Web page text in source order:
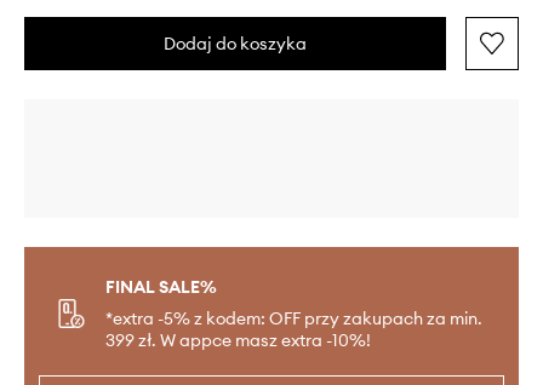
Dodaj do koszyka
FINAL SALE%
*extra -5% z kodem: OFF przy zakupach za min.
399 zł. W appce masz extra -10%!